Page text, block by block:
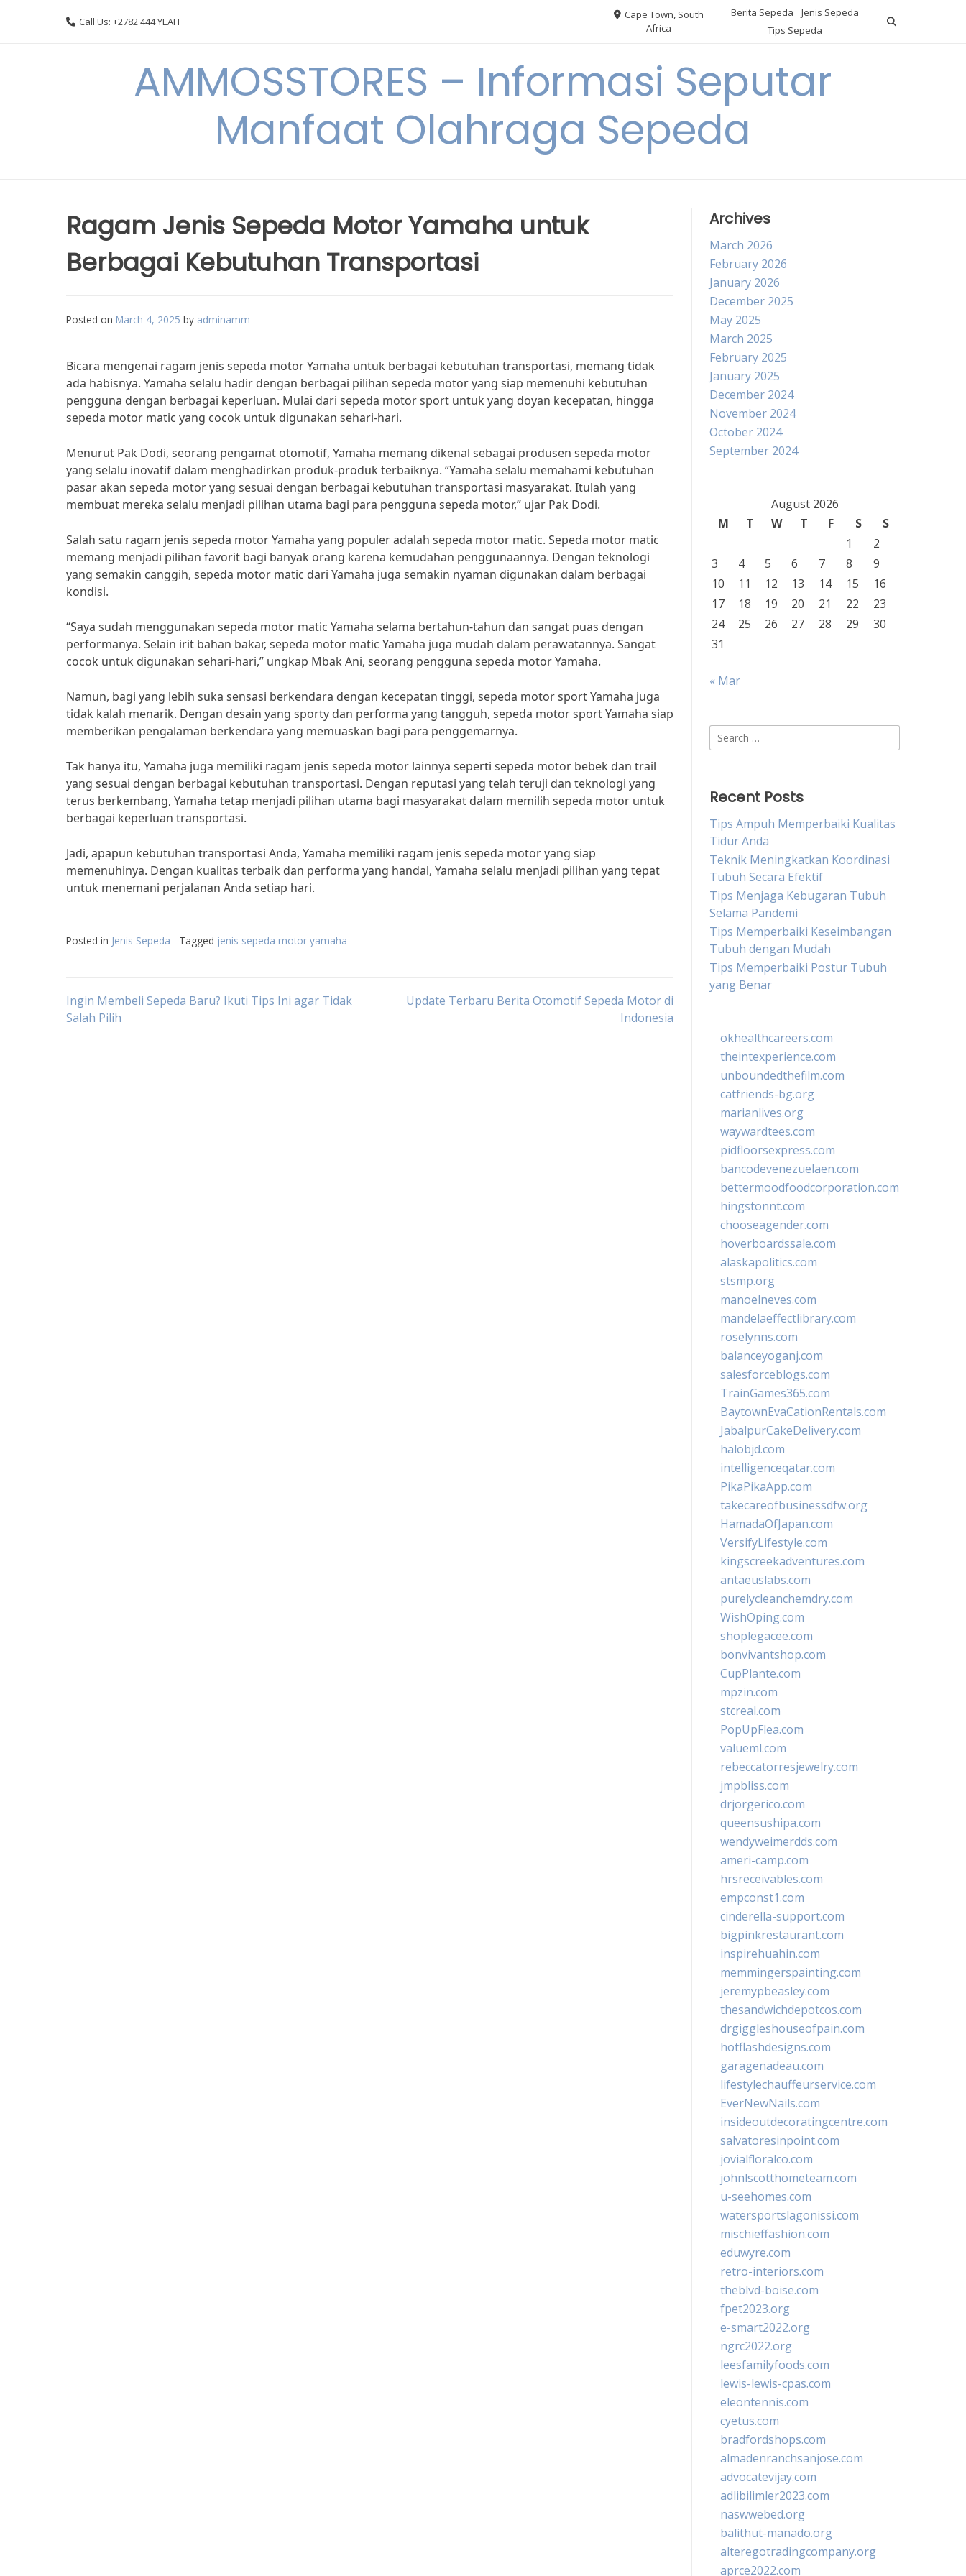
Call Us: +2782 444 YEAH
Cape Town, South
Africa
Berita Sepeda
Jenis Sepeda
Tips Sepeda
AMMOSSTORES – Informasi Seputar
Manfaat Olahraga Sepeda
Ragam Jenis Sepeda Motor Yamaha untuk
Berbagai Kebutuhan Transportasi
Posted on March 4, 2025 by adminamm
Bicara mengenai ragam jenis sepeda motor Yamaha untuk berbagai kebutuhan transportasi, memang tidak
ada habisnya. Yamaha selalu hadir dengan berbagai pilihan sepeda motor yang siap memenuhi kebutuhan
pengguna dengan berbagai keperluan. Mulai dari sepeda motor sport untuk yang doyan kecepatan, hingga
sepeda motor matic yang cocok untuk digunakan sehari-hari.
Menurut Pak Dodi, seorang pengamat otomotif, Yamaha memang dikenal sebagai produsen sepeda motor
yang selalu inovatif dalam menghadirkan produk-produk terbaiknya. “Yamaha selalu memahami kebutuhan
pasar akan sepeda motor yang sesuai dengan berbagai kebutuhan transportasi masyarakat. Itulah yang
membuat mereka selalu menjadi pilihan utama bagi para pengguna sepeda motor,” ujar Pak Dodi.
Salah satu ragam jenis sepeda motor Yamaha yang populer adalah sepeda motor matic. Sepeda motor matic
memang menjadi pilihan favorit bagi banyak orang karena kemudahan penggunaannya. Dengan teknologi
yang semakin canggih, sepeda motor matic dari Yamaha juga semakin nyaman digunakan dalam berbagai
kondisi.
“Saya sudah menggunakan sepeda motor matic Yamaha selama bertahun-tahun dan sangat puas dengan
performanya. Selain irit bahan bakar, sepeda motor matic Yamaha juga mudah dalam perawatannya. Sangat
cocok untuk digunakan sehari-hari,” ungkap Mbak Ani, seorang pengguna sepeda motor Yamaha.
Namun, bagi yang lebih suka sensasi berkendara dengan kecepatan tinggi, sepeda motor sport Yamaha juga
tidak kalah menarik. Dengan desain yang sporty dan performa yang tangguh, sepeda motor sport Yamaha siap
memberikan pengalaman berkendara yang memuaskan bagi para penggemarnya.
Tak hanya itu, Yamaha juga memiliki ragam jenis sepeda motor lainnya seperti sepeda motor bebek dan trail
yang sesuai dengan berbagai kebutuhan transportasi. Dengan reputasi yang telah teruji dan teknologi yang
terus berkembang, Yamaha tetap menjadi pilihan utama bagi masyarakat dalam memilih sepeda motor untuk
berbagai keperluan transportasi.
Jadi, apapun kebutuhan transportasi Anda, Yamaha memiliki ragam jenis sepeda motor yang siap
memenuhinya. Dengan kualitas terbaik dan performa yang handal, Yamaha selalu menjadi pilihan yang tepat
untuk menemani perjalanan Anda setiap hari.
Posted in Jenis Sepeda Tagged jenis sepeda motor yamaha
Post
Ingin Membeli Sepeda Baru? Ikuti Tips Ini agar Tidak
Salah Pilih
Update Terbaru Berita Otomotif Sepeda Motor di
Indonesia
Archives
March 2026
February 2026
January 2026
December 2025
May 2025
March 2025
February 2025
January 2025
December 2024
November 2024
October 2024
September 2024
August 2026
M
T W T F S
S
1
2
3
4 5 6 7 8
9
10
11 12 13 14 15
16
17
18 19 20 21 22
23
24
25 26 27 28 29
30
31
« Mar
Search
for:
Recent Posts
Tips Ampuh Memperbaiki Kualitas
Tidur Anda
Teknik Meningkatkan Koordinasi
Tubuh Secara Efektif
Tips Menjaga Kebugaran Tubuh
Selama Pandemi
Tips Memperbaiki Keseimbangan
Tubuh dengan Mudah
Tips Memperbaiki Postur Tubuh
yang Benar
okhealthcareers.com
theintexperience.com
unboundedthefilm.com
catfriends-bg.org
marianlives.org
waywardtees.com
pidfloorsexpress.com
bancodevenezuelaen.com
bettermoodfoodcorporation.com
hingstonnt.com
chooseagender.com
hoverboardssale.com
alaskapolitics.com
stsmp.org
manoelneves.com
mandelaeffectlibrary.com
roselynns.com
balanceyoganj.com
salesforceblogs.com
TrainGames365.com
BaytownEvaCationRentals.com
JabalpurCakeDelivery.com
halobjd.com
intelligenceqatar.com
PikaPikaApp.com
takecareofbusinessdfw.org
HamadaOfJapan.com
VersifyLifestyle.com
kingscreekadventures.com
antaeuslabs.com
purelycleanchemdry.com
WishOping.com
shoplegacee.com
bonvivantshop.com
CupPlante.com
mpzin.com
stcreal.com
PopUpFlea.com
valueml.com
rebeccatorresjewelry.com
jmpbliss.com
drjorgerico.com
queensushipa.com
wendyweimerdds.com
ameri-camp.com
hrsreceivables.com
empconst1.com
cinderella-support.com
bigpinkrestaurant.com
inspirehuahin.com
memmingerspainting.com
jeremypbeasley.com
thesandwichdepotcos.com
drgiggleshouseofpain.com
hotflashdesigns.com
garagenadeau.com
lifestylechauffeurservice.com
EverNewNails.com
insideoutdecoratingcentre.com
salvatoresinpoint.com
jovialfloralco.com
johnlscotthometeam.com
u-seehomes.com
watersportslagonissi.com
mischieffashion.com
eduwyre.com
retro-interiors.com
theblvd-boise.com
fpet2023.org
e-smart2022.org
ngrc2022.org
leesfamilyfoods.com
lewis-lewis-cpas.com
eleontennis.com
cyetus.com
bradfordshops.com
almadenranchsanjose.com
advocatevijay.com
adlibilimler2023.com
naswwebed.org
balithut-manado.org
alteregotradingcompany.org
aprce2022.com